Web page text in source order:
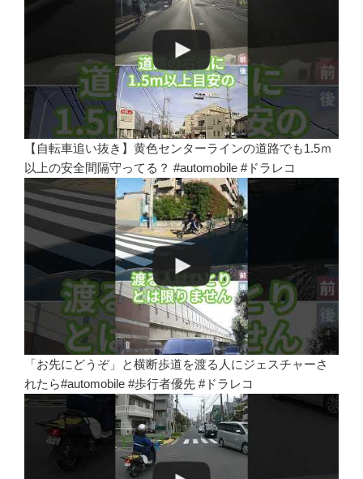
【自転車追い抜き】黄色センターラインの道路でも1.5ｍ
以上の安全間隔守ってる？ #automobile #ドラレコ
「お先にどうぞ」と横断歩道を渡る人にジェスチャーさ
れたら#automobile #歩行者優先 #ドラレコ